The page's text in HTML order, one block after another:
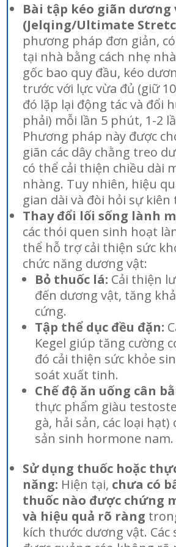
Bài tập kéo giãn dương
(Jelqing/Ultimate
phương pháp đơn giản,
tại nhà bằng cách nhẹ
gốc bao quy đầu, kéo
trước với lực vừa đủ (giữ
đó lặp lại động tác và đổi
phải) mỗi lần 5 phút, 1-2
Phương pháp này được
giãn các dây chằng treo
có thể cải thiện chiều dài
nhàng. Tuy nhiên, hiệu
gian dài và đòi hỏi sự kiên
Thay đổi lối sống lành
các thói quen sinh hoạt
thể hỗ trợ cải thiện sức
chức năng dương vật:
Bỏ thuốc lá: Cải thiện
đến dương vật, tăng
cứng.
Tập thể dục đều đặn:
Kegel giúp tăng cường
đó cải thiện sức khỏe
soát xuất tinh.
Chế độ ăn uống cân
thực phẩm giàu
gà, hải sản, các loại
sản sinh hormone nam.
Sử dụng thuốc hoặc
năng: Hiện tại, chưa có
thuốc nào được chứng
và hiệu quả rõ ràng
kích thước dương vật. Các